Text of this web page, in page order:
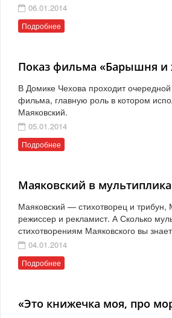
06.01.2014
Подробнее
Показ фильма «Барышня и
В Домике Чехова проходит очередной
фильма, главную роль в котором
Маяковский.
05.01.2014
Подробнее
Маяковский в
Маяковский — стихотворец и
режиссер и рекламист. А Сколько
стихотворениям Маяковского вы
04.01.2014
Подробнее
«Это книжечка моя, про